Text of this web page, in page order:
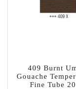
409 Burnt
Gouache
Fine Tube